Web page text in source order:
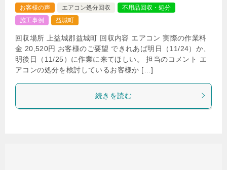
お客様の声
エアコン処分回収
不用品回収・処分
施工事例
益城町
回収場所 上益城郡益城町 回収内容 エアコン 実際の作業料
金 20,520円 お客様のご要望 できれあば明日（11/24）か、
明後日（11/25）に作業に来てほしい。 担当のコメント エ
アコンの処分を検討しているお客様か […]
続きを読む